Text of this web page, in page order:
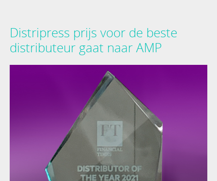
Distripress prijs voor de beste
distributeur gaat naar AMP